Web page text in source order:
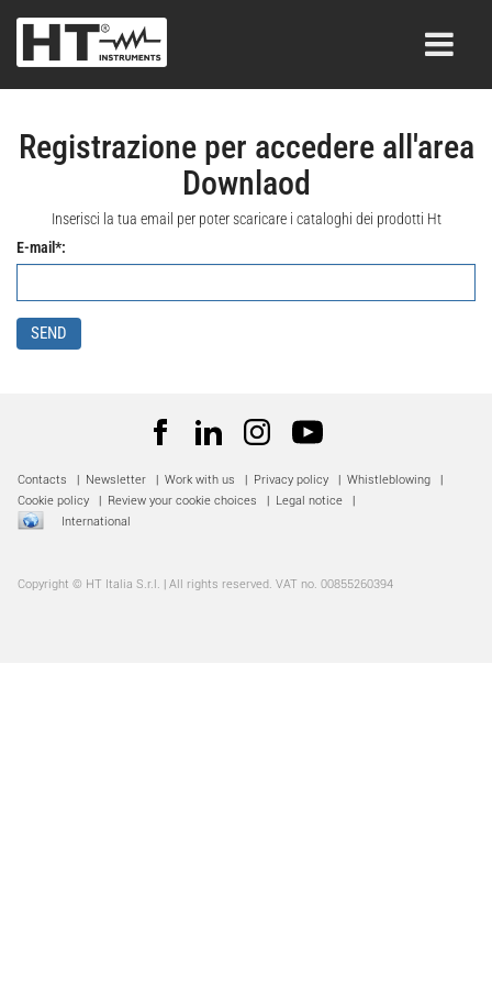
Registrazione per accedere all'area
Downlaod
Inserisci la tua email per poter scaricare i cataloghi dei prodotti Ht
E-mail*:
SEND
Contacts | Newsletter | Work with us | Privacy policy | Whistleblowing
|
Cookie policy
| Review your cookie choices | Legal notice
|
International
Copyright © HT Italia S.r.l. | All rights reserved. VAT no. 00855260394